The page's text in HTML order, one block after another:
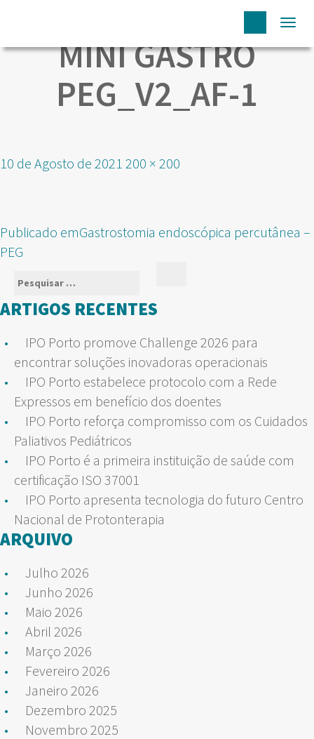
MINI GASTRO
PEG_V2_AF-1
Publicado
10 de Agosto de 2021 Tamanho
200 × 200
NAVEGAÇÃO
DE
ARTIGOS
Publicado emGastrostomia endoscópica percutânea –
PEG
Pesquisar
por:
ARTIGOS RECENTES
IPO Porto promove Challenge 2026 para
encontrar soluções inovadoras operacionais
IPO Porto estabelece protocolo com a Rede
Expressos em benefício dos doentes
IPO Porto reforça compromisso com os Cuidados
Paliativos Pediátricos
IPO Porto é a primeira instituição de saúde com
certificação ISO 37001
IPO Porto apresenta tecnologia do futuro Centro
Nacional de Protonterapia
ARQUIVO
Julho 2026
Junho 2026
Maio 2026
Abril 2026
Março 2026
Fevereiro 2026
Janeiro 2026
Dezembro 2025
Novembro 2025